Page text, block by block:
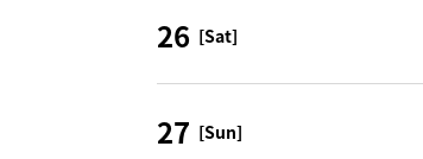
26 [Sat]
27 [Sun]